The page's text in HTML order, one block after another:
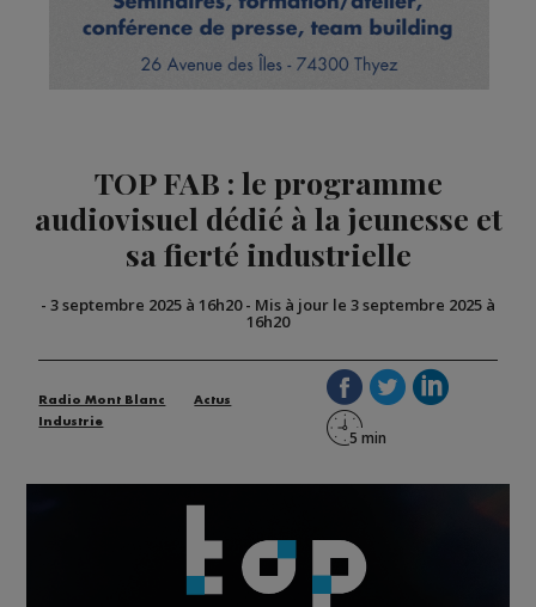
TOP FAB : le programme
audiovisuel dédié à la jeunesse et
sa fierté industrielle
- 3 septembre 2025 à 16h20- Mis à jour le 3 septembre 2025 à
16h20
Radio Mont Blanc
Actus
Industrie